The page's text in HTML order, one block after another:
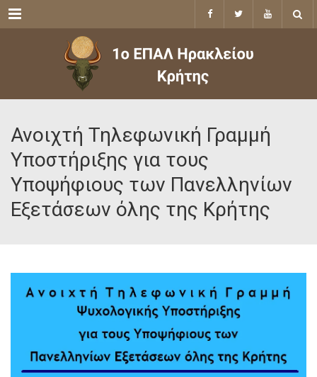
Menu
Ανοιχτή Τηλεφωνική Γραμμή
Υποστήριξης για τους
Υποψήφιους των Πανελληνίων
Εξετάσεων όλης της Κρήτης